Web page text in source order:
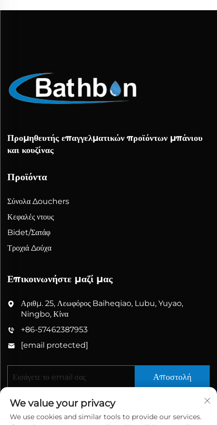
Προμηθευτής επαγγελματικών προϊόντων μπάνιου
και κουζίνας
Προϊόντα
Σύνολα Δouchers
Κεφαλές ντους
Bidet/Σατάφ
Τροχιά Δούχα
Επικοινωνήστε μαζί μας
Αριθμ. 25, Λεωφόρος Baiheqiao, Lubu, Yuyao,
Ningbo, Κίνα
+86-57462387953
[email protected]
Αποστολή
We value your privacy
We use cookies and similar tools to provide our services.